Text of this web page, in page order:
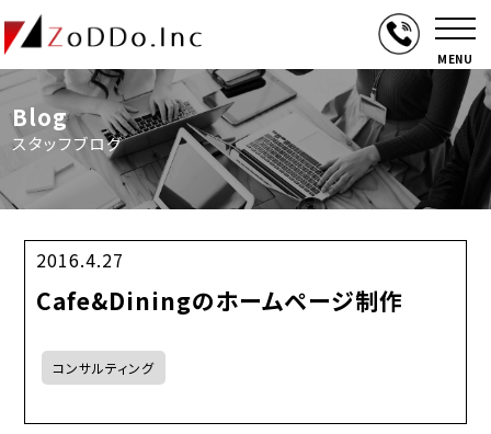
MENU
Blog
スタッフブログ
2016.4.27
Cafe&Diningのホームページ制作
コンサルティング